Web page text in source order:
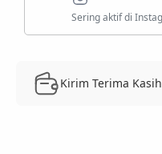
Kirim Terima Kasih